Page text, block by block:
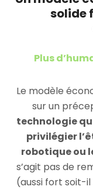
solide
Plus
Le modèle
sur un
technologie
privilégier
robotique ou
s’agit pas de
(aussi fort soit-il